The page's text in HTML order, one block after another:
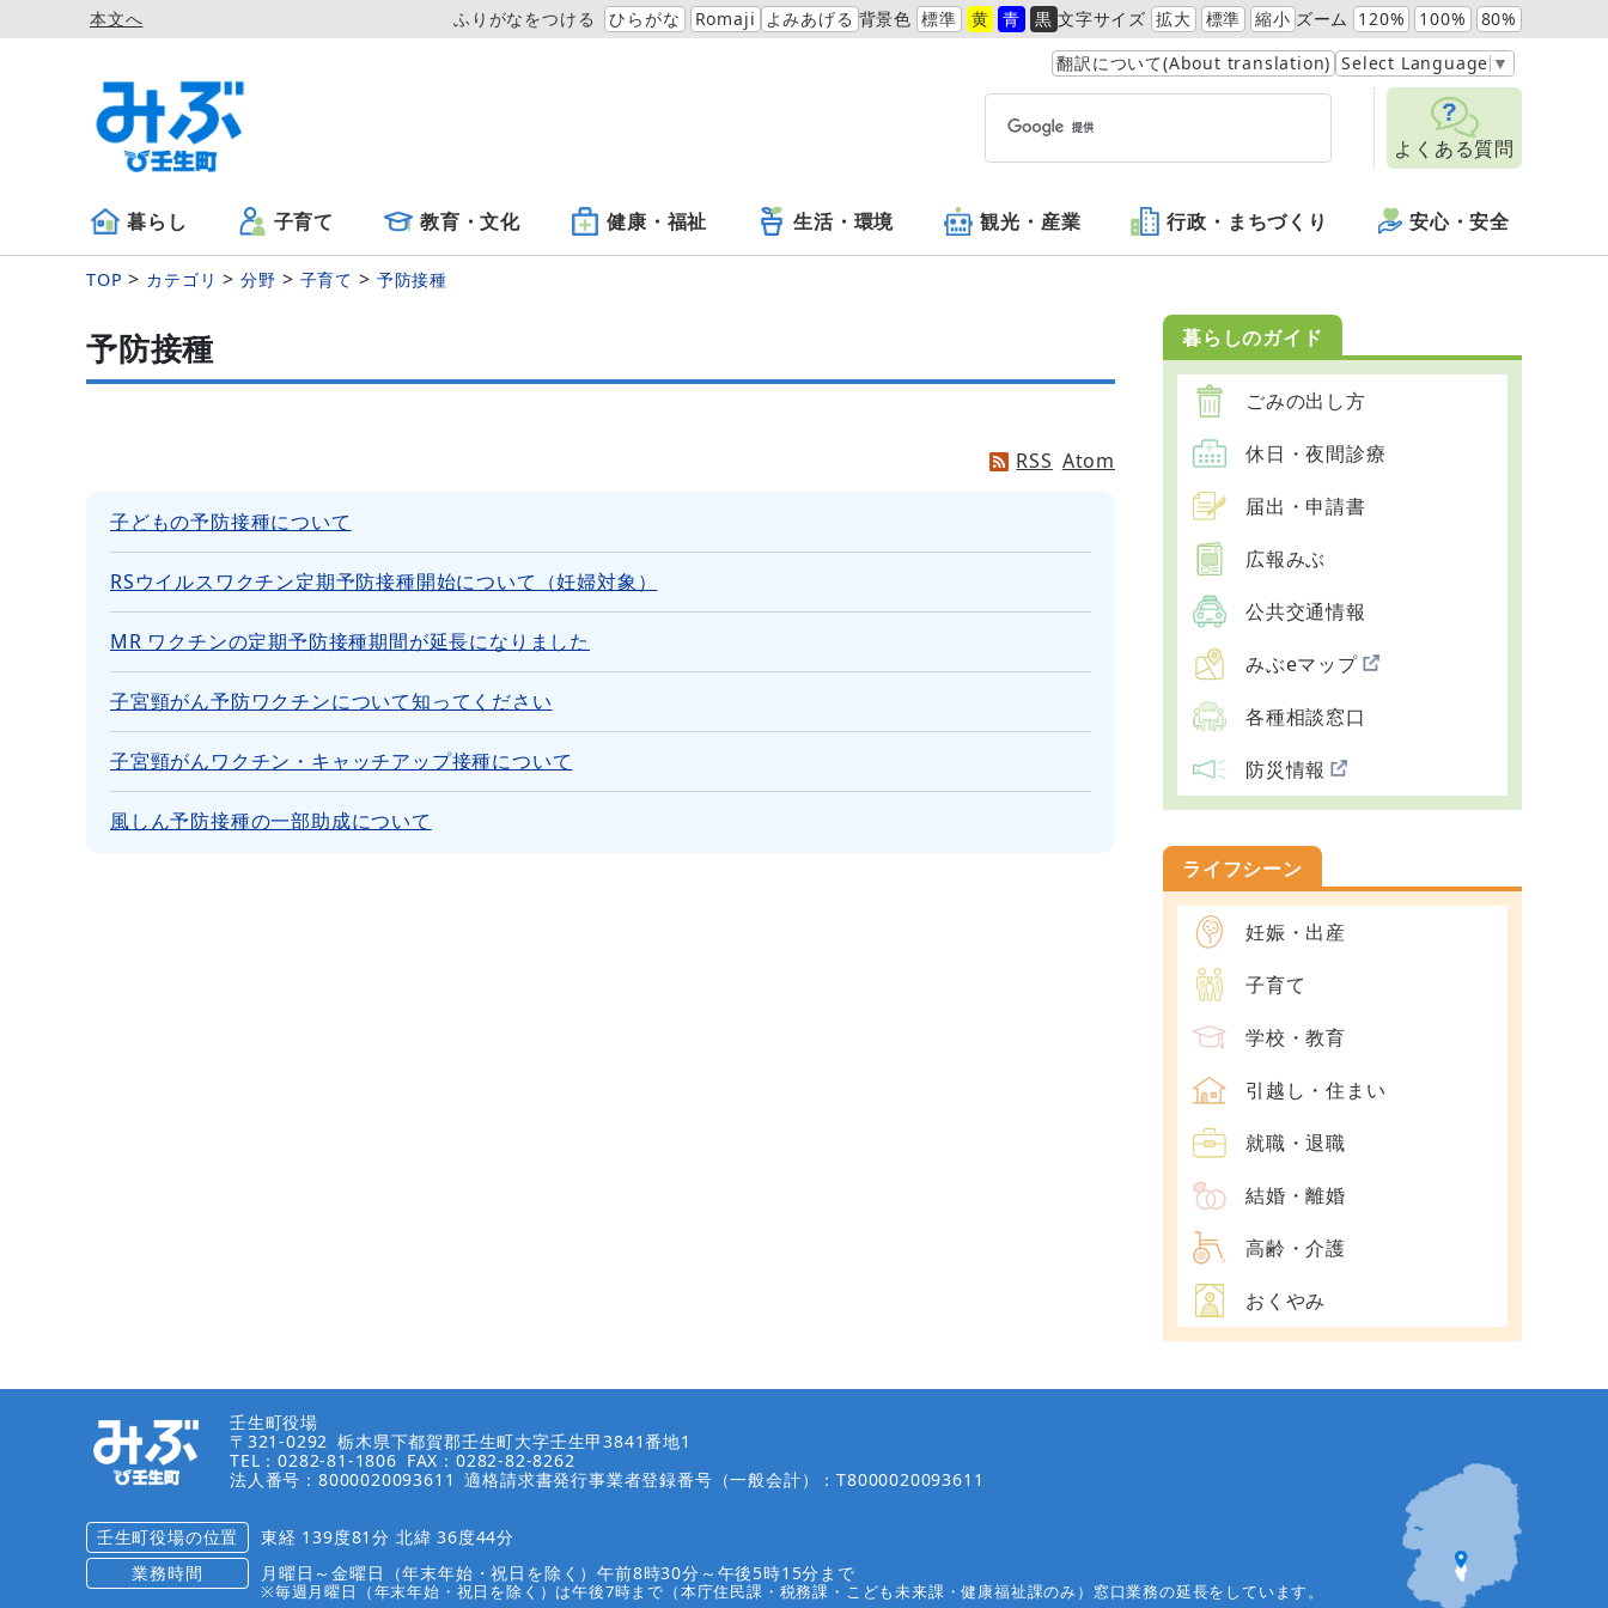
本文へ ふりがなをつける ひらがな Romaji よみあげる 背景色 標準 黄 青 黒 文字サイズ 拡大 標準 縮小 ズーム 120% 100%
80%
翻訳について(About translation) Select Language ▼
よくある質問
暮らし 子育て 教育・文化 健康・福祉 生活・環境 観光・産業 行政・まちづくり 安心・安全
TOP カテゴリ 分野 子育て 予防接種
予防接種
RSS Atom
子どもの予防接種について
RSウイルスワクチン定期予防接種開始について（妊婦対象）
MR ワクチンの定期予防接種期間が延長になりました
子宮頸がん予防ワクチンについて知ってください
子宮頸がんワクチン・キャッチアップ接種について
風しん予防接種の一部助成について
暮らしのガイド
ごみの出し方
休日・夜間診療
届出・申請書
広報みぶ
公共交通情報
みぶeマップ
各種相談窓口
防災情報
ライフシーン
妊娠・出産
子育て
学校・教育
引越し・住まい
就職・退職
結婚・離婚
高齢・介護
おくやみ
壬生町役場
〒321-0292 栃木県下都賀郡壬生町大字壬生甲3841番地1
TEL：0282-81-1806 FAX：0282-82-8262
法人番号：8000020093611
適格請求書発行事業者登録番号（一般会計）：T8000020093611
壬生町役場の位置
東経 139度81分 北緯 36度44分
業務時間
月曜日～金曜日（年末年始・祝日を除く）午前8時30分～午後5時15分まで
※毎週月曜日（年末年始・祝日を除く）は午後7時まで（本庁住民課・税務課・こども未来課・健康福祉課のみ）窓口業務の延長をしています。